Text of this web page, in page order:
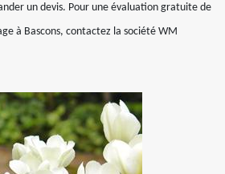
un devis. Pour une évaluation gratuite de
à Bascons, contactez la société WM